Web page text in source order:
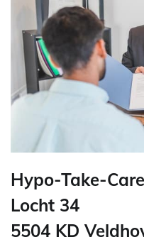
Hypo-Take-
Locht 34
5504 KD